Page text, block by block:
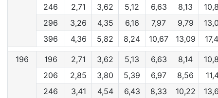
246
2,71 3,62 5,12 6,63 8,13
296
3,26 4,35 6,16 7,97 9,79
396
4,36 5,82 8,24 10,67 13,09
196 196 2,71 3,62 5,13 6,63 8,14
206
2,85 3,80 5,39 6,97 8,56
246
3,41 4,54 6,43 8,33 10,22